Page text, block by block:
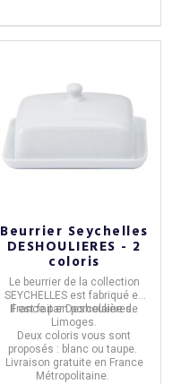
Beurrier Seychelles
DESHOULIERES - 2
coloris
Le beurrier de la collection
SEYCHELLES est fabriqué en
FranceparDeshoulières .
Il est fait en porcelaine de
Limoges.
Deux coloris vous sont
proposés : blanc ou taupe.
Livraison gratuite en France
Métropolitaine.